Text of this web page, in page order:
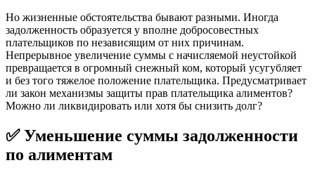
Но жизненные обстоятельства бывают разными. Иногда
задолженность образуется у вполне добросовестных
плательщиков по независящим от них причинам.
Непрерывное увеличение суммы с начисляемой неустойкой
превращается в огромный снежный ком, который усугубляет
и без того тяжелое положение плательщика. Предусматривает
ли закон механизмы защиты прав плательщика алиментов?
Можно ли ликвидировать или хотя бы снизить долг?
✅ Уменьшение суммы задолженности
по алиментам